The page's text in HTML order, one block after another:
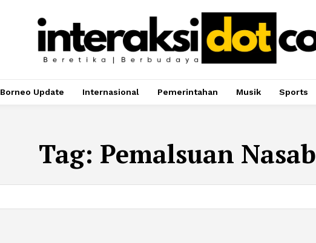
Borneo Update Internasional Pemerintahan Musik Sports
Tag: Pemalsuan Nasab